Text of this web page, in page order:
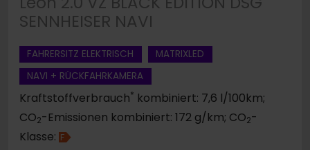
SENNHEISER NAVI
FAHRERSITZ ELEKTRISCH
MATRIXLED
NAVI + RÜCKFAHRKAMERA
Kraftstoffverbrauch* kombiniert: 7,6 l/100km;
CO2-Emissionen kombiniert: 172 g/km; CO2-
Klasse: F